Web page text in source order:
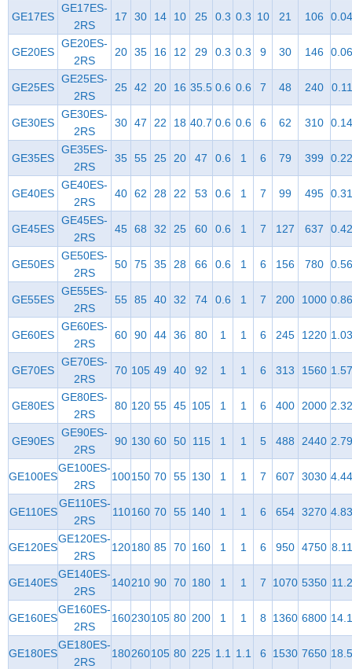
GE17ES
GE17ES-
2RS
17 30 14 10 25 0.3 0.3 10 21 106
GE20ES
GE20ES-
2RS
20 35 16 12 29 0.3 0.3 9 30 146
GE25ES
GE25ES-
2RS
25 42 20 16 35.5 0.6 0.6 7 48 240
GE30ES
GE30ES-
2RS
30 47 22 18 40.7 0.6 0.6 6 62 310
GE35ES
GE35ES-
2RS
35 55 25 20 47 0.6 1 6 79 399
GE40ES
GE40ES-
2RS
40 62 28 22 53 0.6 1 7 99 495
GE45ES
GE45ES-
2RS
45 68 32 25 60 0.6 1 7 127 637
GE50ES
GE50ES-
2RS
50 75 35 28 66 0.6 1 6 156 780
GE55ES
GE55ES-
2RS
55 85 40 32 74 0.6 1 7 200 1000
GE60ES
GE60ES-
2RS
60 90 44 36 80 1 1 6 245 1220
GE70ES
GE70ES-
2RS
70 105 49 40 92 1 1 6 313 1560
GE80ES
GE80ES-
2RS
80 120 55 45 105 1 1 6 400 2000
GE90ES
GE90ES-
2RS
90 130 60 50 115 1 1 5 488 2440
GE100ES
GE100ES-
2RS
100150 70 55 130 1 1 7 607 3030
GE110ES
GE110ES-
2RS
110160 70 55 140 1 1 6 654 3270
GE120ES
GE120ES-
2RS
120180 85 70 160 1 1 6 950 4750
GE140ES
GE140ES-
2RS
140210 90 70 180 1 1 7 1070 5350
GE160ES
GE160ES-
2RS
160230105 80 200 1 1 8 1360 6800
GE180ES
GE180ES-
2RS
180260105 80 225 1.1 1.1 6 1530 7650